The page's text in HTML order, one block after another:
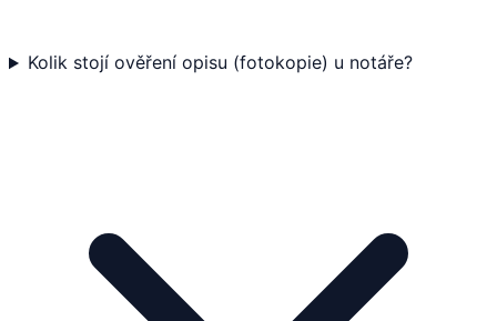
Kolik stojí ověření opisu (fotokopie) u notáře?